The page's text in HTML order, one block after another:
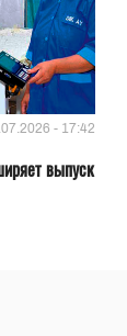
- 17:42
выпуск